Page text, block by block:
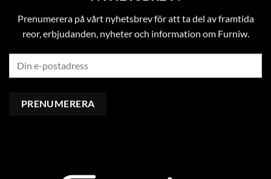
Prenumerera på vårt nyhetsbrev för att ta del av framtida
reor, erbjudanden, nyheter och information om Furniw.